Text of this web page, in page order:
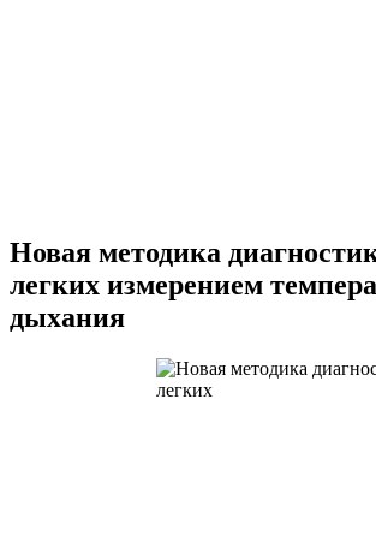
Новая методика
легких измерением
дыхания